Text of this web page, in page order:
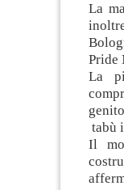
La
Pride
La
tabù
Il